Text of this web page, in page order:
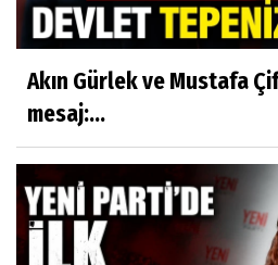
Akın Gürlek ve Mustafa
mesaj:...